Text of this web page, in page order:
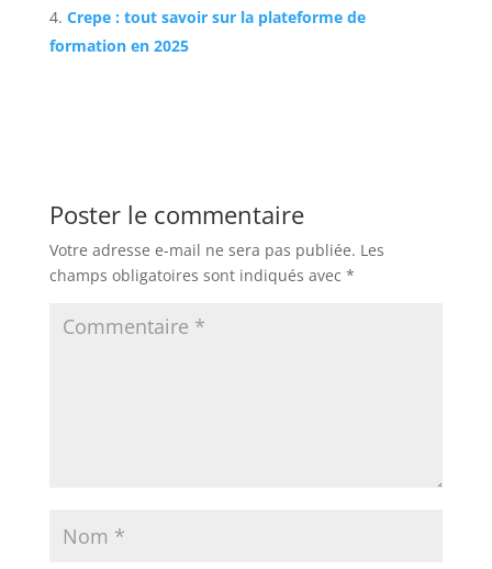
Crepe : tout savoir sur la plateforme de
formation en 2025
Poster le commentaire
Votre adresse e-mail ne sera pas publiée. Les
champs obligatoires sont indiqués avec *